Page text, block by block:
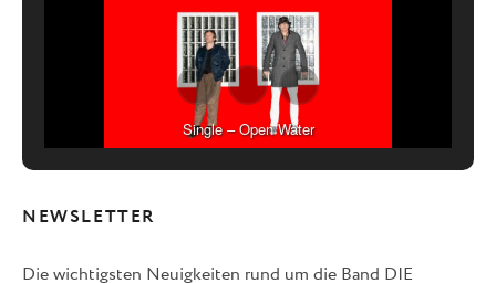
Single – Open Water
NEWSLETTER
Die wichtigsten Neuigkeiten rund um die Band DIE